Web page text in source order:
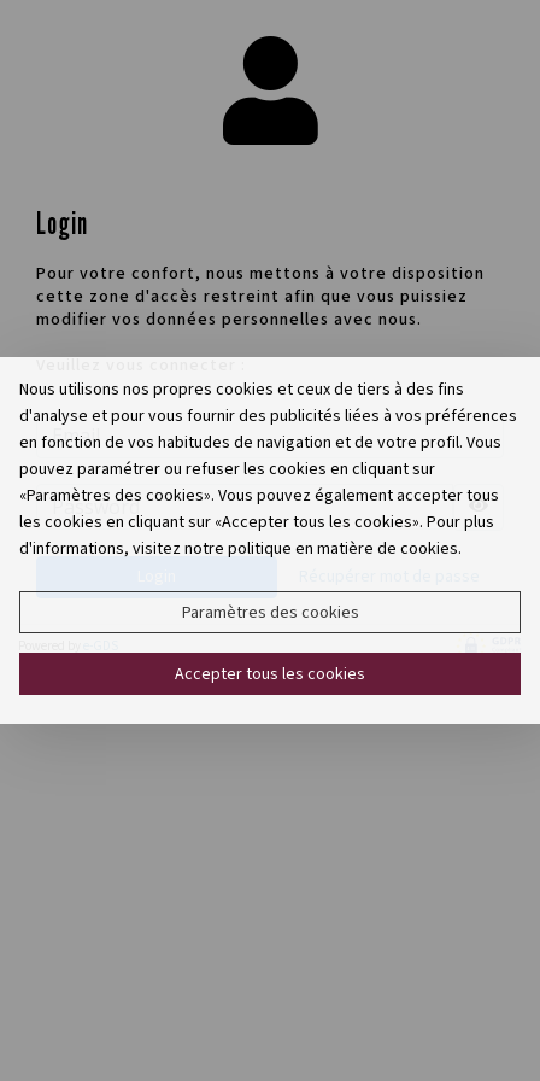
Login
Pour votre confort, nous mettons à votre disposition
cette zone d'accès restreint afin que vous puissiez
modifier vos données personnelles avec nous.
Nous utilisons nos propres cookies et ceux de tiers à des fins
d'analyse et pour vous fournir des publicités liées à vos préférences
en fonction de vos habitudes de navigation et de votre profil. Vous
pouvez paramétrer ou refuser les cookies en cliquant sur
«Paramètres des cookies». Vous pouvez également accepter tous
les cookies en cliquant sur «Accepter tous les cookies». Pour plus
d'informations, visitez notre politique en matière de cookies.
Paramètres des cookies
Accepter tous les cookies